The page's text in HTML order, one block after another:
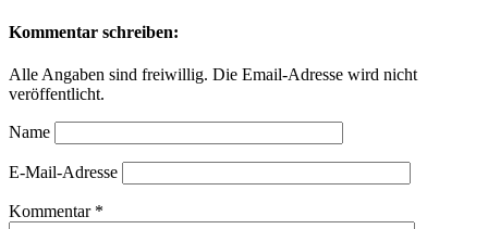
Kommentar schreiben:
Alle Angaben sind freiwillig. Die Email-Adresse wird nicht
veröffentlicht.
Name
E-Mail-Adresse
Kommentar *